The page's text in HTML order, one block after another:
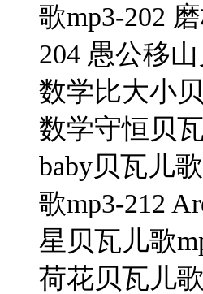
歌mp3-202
204 愚公移
数学比大小
数学守恒贝
baby贝瓦儿
歌mp3-212
星贝瓦儿歌
荷花贝瓦儿